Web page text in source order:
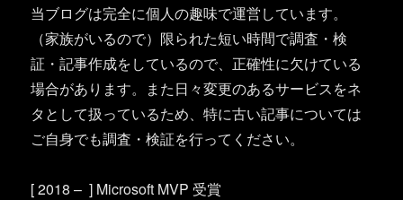
当ブログは完全に個人の趣味で運営しています。
（家族がいるので）限られた短い時間で調査・検
証・記事作成をしているので、正確性に欠けている
場合があります。また日々変更のあるサービスをネ
タとして扱っているため、特に古い記事については
ご自身でも調査・検証を行ってください。
[ 2018 – ] Microsoft MVP 受賞